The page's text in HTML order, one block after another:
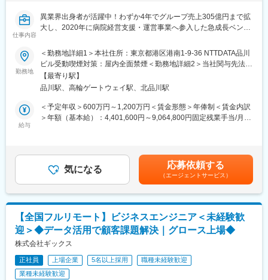
税務・会計だけでなく、人事労務・法務・M&A・相続・事業承継
など、6法人による多角的な支援体制の総合力とワンストップサー
医療・福祉・公益法人など、専門領域にも強みを有しています。
グループで法人約5,100社、個人約4,800名の支援実績を持ちま
す。
グループ内には、税理士、公認会計士、社会保険労務士をはじめ
ーディーなグループ内連携を経て顧客の幅広い課題解決・支援を
実現しています。
たいと考えている人が非常に多いです。そのため、社員の期待に
応えるべく、働きがいと働きやすさを両立できる環境を整え、複
数のキャリアプランを用意し、様々な研修制度や機会を提供して
います。
1人でできることには限りがあり、多くの力を結集し大きな成果を
出す、というのが私たちの考え方です。そのためには、チームを
大事にする気持ちや、チームビルディング力を重視しています。
中途入社者も多く在籍しておりそれぞれのバックグラウンドを活
かしながら真のプロフェッショナルを目指し成長を続けていくこ
とが可能です。
仕事内容
異業界出身者が活躍中！わずか4年でグループ売上305億円まで拡
大し、2020年に病院経営支援・運営事業へ参入した急成長ベンチ
個人や部門の数字を追う立場から、病院・介護施設といった“事業
そのもの”を変えていく役割へ。ヘルスケアアクセラレーター株式
会社のオペレーション職は、医療法人の経営管理を担い、収益構
造・コスト・組織・行政対応まで横断的に改善するポジションで
す。法人営業や折衝経験を生かしながら、経営企画寄りのキャリ
アを目指したい方に適しています。
■業務内容
しながら改善を進めます。
・収益改善：診療報酬・介護報酬の確認、稼働率向上に向けた地
域連携
・行政・資金対応：行政への申請・報告、資金繰り把握、金融機
関との調整
改善は短期で完了するものではなく、数字と現場の声を踏まえ継
■業務の魅力
勤務地
＜勤務地詳細1＞本社住所：東京都港区港南1-9-36 NTTDATA品川
ビル受動喫煙対策：屋内全面禁煙＜勤務地詳細2＞当社関与先法人
（全国）住所：全国 受動喫煙対策：敷地内全面禁煙変更の範囲：
会社の定める事業所
【最寄り駅】
品川駅、高輪ゲートウェイ駅、北品川駅
給与
＜予定年収＞600万円～1,200万円＜賃金形態＞年俸制＜賃金内訳
＞年額（基本給）：4,401,600円～9,064,800円固定残業手当/月：
給与補足＞予定年収はあくまでも目安の金額であり、選考を通じ
て上下する可能性があります。■インセンティブ：年1回（業績連
動）■更改（不定期）賃金はあくまでも目安の金額であり、選考を
通じて上下する可能性があります。月給(月額)は固定手当を含めた
表記です。
気になる 応募依頼する
（エージェントサービス）
【全国フルリモート】ビジネスエンジニア＜未経験歓
迎＞◆データ活用で顧客課題解決｜グロース上場◆
株式会社ギックス
正社員 上場企業 5名以上採用
職種未経験歓迎
業種未経験歓迎